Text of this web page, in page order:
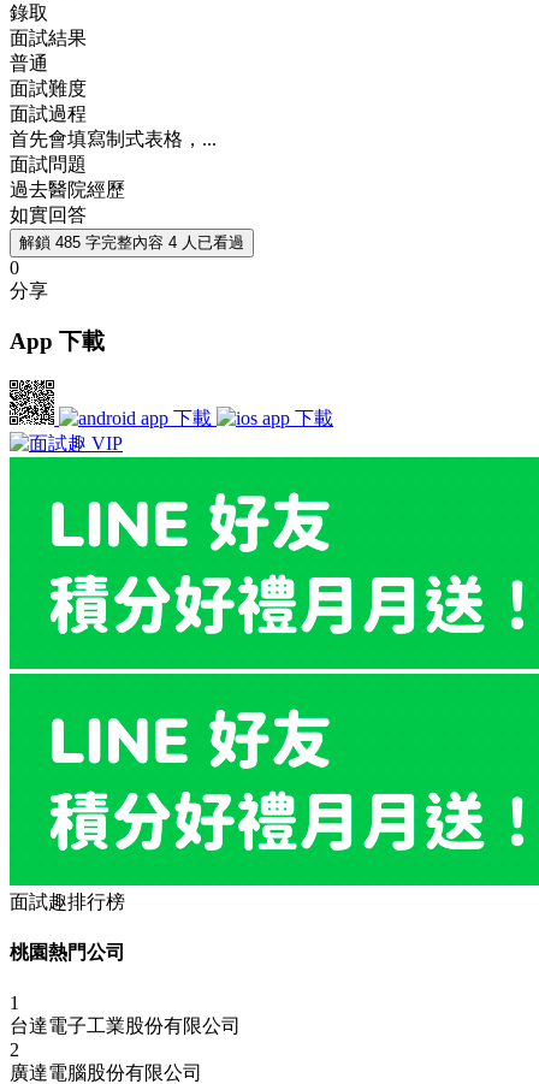
錄取
面試結果
普通
面試難度
面試過程
首先會填寫制式表格，...
面試問題
過去醫院經歷
如實回答
解鎖 485 字完整內容 4 人已看過
0
分享
App 下載
面試趣排行榜
桃園熱門公司
1
台達電子工業股份有限公司
2
廣達電腦股份有限公司